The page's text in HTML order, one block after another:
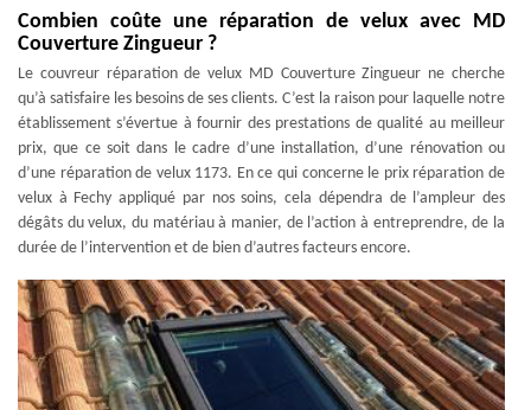
Combien coûte une réparation de velux avec MD
Couverture Zingueur ?
Le couvreur réparation de velux MD Couverture Zingueur ne cherche
qu’à satisfaire les besoins de ses clients. C’est la raison pour laquelle notre
établissement s’évertue à fournir des prestations de qualité au meilleur
prix, que ce soit dans le cadre d’une installation, d’une rénovation ou
d’une réparation de velux 1173. En ce qui concerne le prix réparation de
velux à Fechy appliqué par nos soins, cela dépendra de l’ampleur des
dégâts du velux, du matériau à manier, de l’action à entreprendre, de la
durée de l’intervention et de bien d’autres facteurs encore.